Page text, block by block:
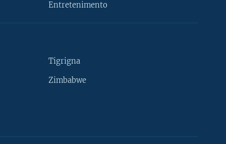
Entretenimento
Tigrigna
Zimbabwe